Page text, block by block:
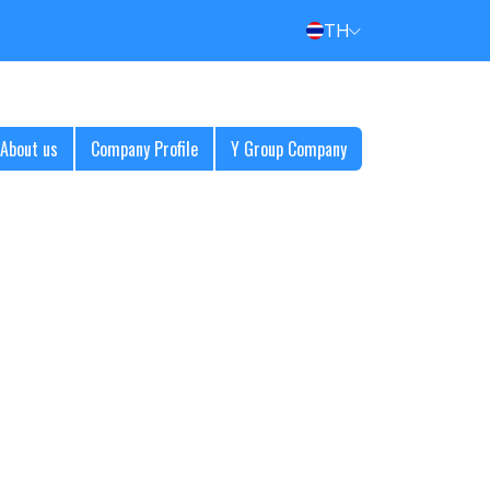
TH
About us Company Profile Y Group Company